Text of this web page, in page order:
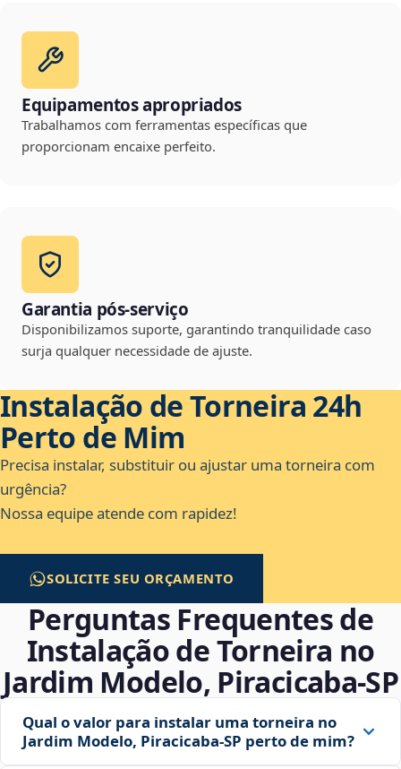
Equipamentos apropriados
Trabalhamos com ferramentas específicas que
proporcionam encaixe perfeito.
Garantia pós-serviço
Disponibilizamos suporte, garantindo tranquilidade caso
surja qualquer necessidade de ajuste.
Instalação de Torneira 24h
Perto de Mim
Precisa instalar, substituir ou ajustar uma torneira com
urgência?
Nossa equipe atende com rapidez!
SOLICITE SEU ORÇAMENTO
Perguntas Frequentes de
Instalação de Torneira no
Jardim Modelo, Piracicaba‑SP
Qual o valor para instalar uma torneira no
Jardim Modelo, Piracicaba‑SP perto de mim?